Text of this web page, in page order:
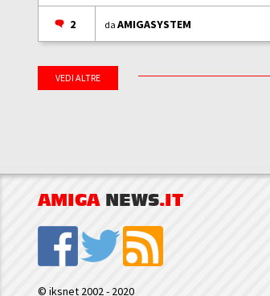
2 daAMIGASYSTEM
VEDI ALTRE
AMIGA NEWS.IT
© iksnet 2002 - 2020